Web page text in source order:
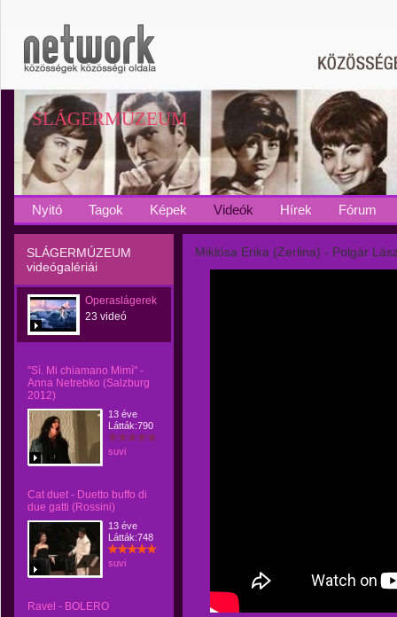
SLÁGERMÚZEUM
Nyitó Tagok Képek Videók Hírek Fórum
SLÁGERMÚZEUM
videógalériái
Operaslágerek
23 videó
"Sì. Mi chiamano Mimì" -
Anna Netrebko (Salzburg
2012)
13 éve
Látták:790
suvi
Cat duet - Duetto buffo di
due gatti (Rossini)
13 éve
Látták:748
suvi
Ravel - BOLERO
Miklósa Erika (Zerlina) - Polgár